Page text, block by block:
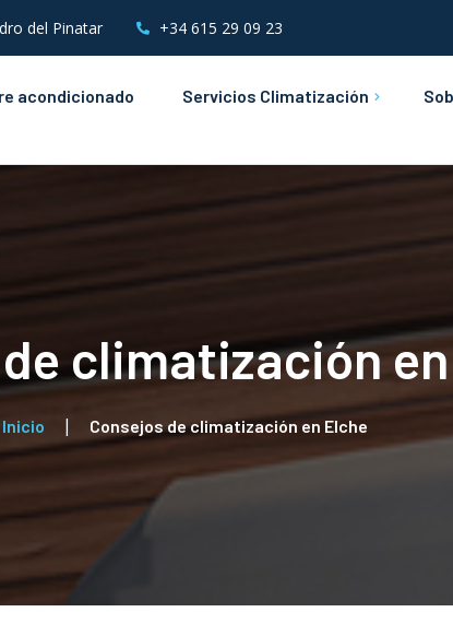
del Pinatar +34 615 29 09 23
acondicionado Servicios Climatización
Mantenimientos Eléctricos
climatización
Inicio Consejos de climatización en Elche